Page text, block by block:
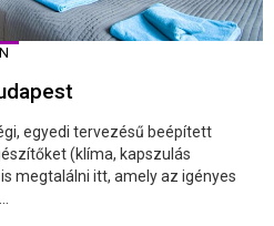
egyedi tervezésű beépített
(klíma, kapszulás
megtalálni itt, amely az igényes